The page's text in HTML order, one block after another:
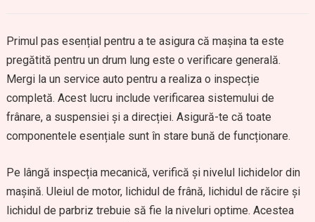
Primul pas esențial pentru a te asigura că mașina ta este
pregătită pentru un drum lung este o verificare generală.
Mergi la un service auto pentru a realiza o inspecție
completă. Acest lucru include verificarea sistemului de
frânare, a suspensiei și a direcției. Asigură-te că toate
componentele esențiale sunt în stare bună de funcționare.
Pe lângă inspecția mecanică, verifică și nivelul lichidelor din
mașină. Uleiul de motor, lichidul de frână, lichidul de răcire și
lichidul de parbriz trebuie să fie la niveluri optime. Acestea